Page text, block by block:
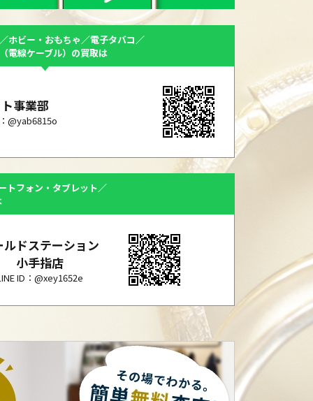
ホビー・おもちゃ／電子タバコ／
電線ケーブル）の買取は
事業部
@yab6815o
トフォン・タブレット／
ルドステーション
小手指店
ID：@xey1652e